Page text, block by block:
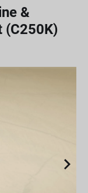
&
(C250K)